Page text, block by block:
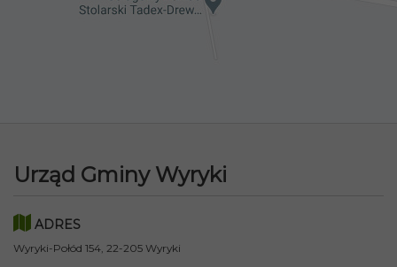
Urząd Gminy Wyryki
ADRES
Wyryki-Połód 154, 22-205 Wyryki